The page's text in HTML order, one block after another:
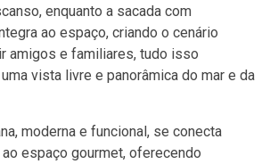
enquanto a sacada com
ao espaço, criando o cenário
amigos e familiares, tudo isso
vista livre e panorâmica do mar e da
moderna e funcional, se conecta
espaço gourmet, oferecendo